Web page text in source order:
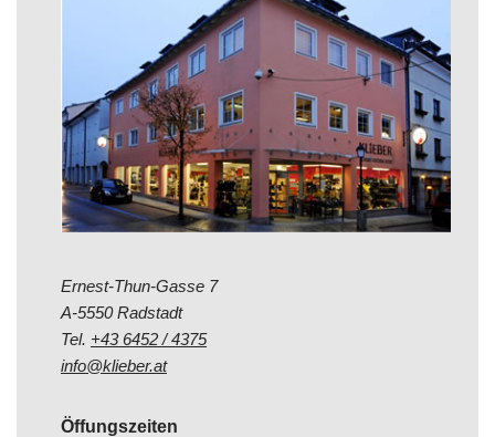
Ernest-Thun-Gasse 7
A-5550 Radstadt
Tel. +43 6452 / 4375
info@klieber.at
Öffungszeiten